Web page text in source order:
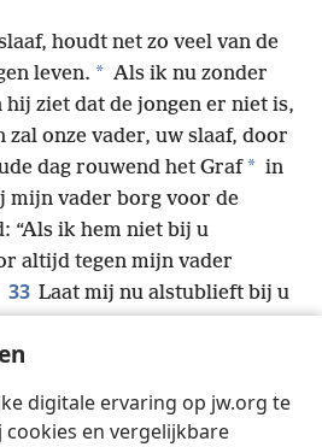
digitale ervaring op jw.org te
en vergelijkbare
houdt net zo veel van de
leven. * Als ik nu zonder
hij ziet dat de jongen er niet is,
zal onze vader, uw slaaf, door
dag rouwend het Graf * in
mijn vader borg voor de
“Als ik hem niet bij u
altijd tegen mijn vader
33 Laat mij nu alstublieft bij u
terug kan gaan.
dan treft, zou ik niet kunnen